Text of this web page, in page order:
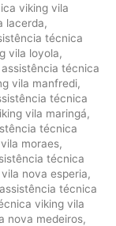
viking vila
lacerda,
técnica
vila loyola,
assistência técnica
vila manfredi,
técnica
vila maringá,
técnica
moraes,
técnica
nova esperia,
assistência técnica
viking vila
nova medeiros,